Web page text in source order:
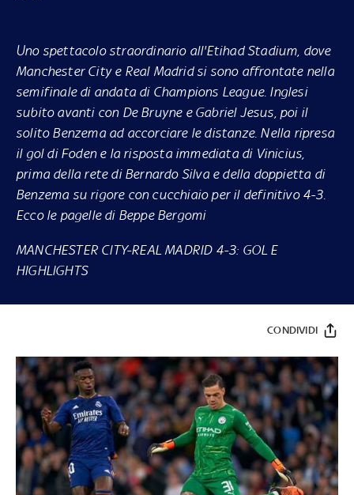
Uno spettacolo straordinario all'Etihad Stadium, dove
Manchester City e Real Madrid si sono affrontate nella
semifinale di andata di Champions League. Inglesi
subito avanti con De Bruyne e Gabriel Jesus, poi il
solito Benzema ad accorciare le distanze. Nella ripresa
il gol di Foden e la risposta immediata di Vinicius,
prima della rete di Bernardo Silva e della doppietta di
Benzema su rigore con cucchiaio per il definitivo 4-3.
Ecco le pagelle di Beppe Bergomi
MANCHESTER CITY-REAL MADRID 4-3: GOL E
HIGHLIGHTS
CONDIVIDI